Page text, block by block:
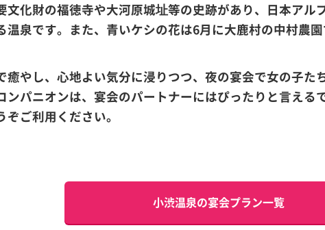
文化財の福徳寺や大河原城址等の史跡があり、日本アル
温泉です。また、青いケシの花は6月に大鹿村の中村農園
癒やし、心地よい気分に浸りつつ、夜の宴会で女の子た
ンパニオンは、宴会のパートナーにはぴったりと言える
ご利用ください。
小渋温泉の宴会プラン一覧